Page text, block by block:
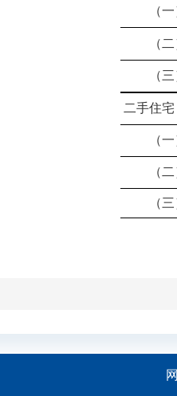
（一
（二
（三
二手住宅
（一
（二
（三